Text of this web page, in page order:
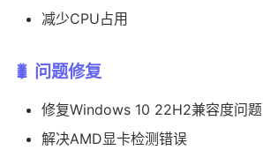
减少CPU占用
🐛 问题修复
修复Windows 10 22H2兼容度问题
解决AMD显卡检测错误